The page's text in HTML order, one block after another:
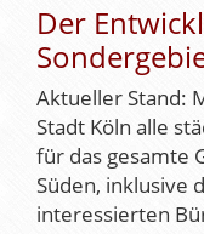
Der
Aktueller Stand:
Stadt Köln alle
für das gesamte
Süden, inklusive
interessierten